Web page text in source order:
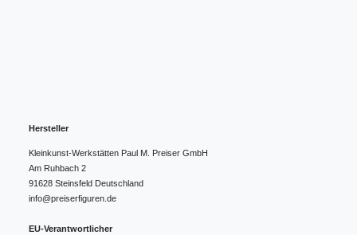
Hersteller
Kleinkunst-Werkstätten Paul M. Preiser GmbH
Am Ruhbach 2
91628 Steinsfeld Deutschland
info@preiserfiguren.de
EU-Verantwortlicher